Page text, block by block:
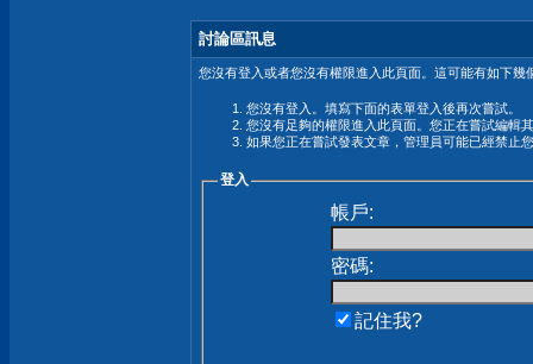
討論區訊息
您沒有登入或者您沒有權限進入此頁面。這可能有如下幾
您沒有登入。填寫下面的表單登入後再次嘗試。
您沒有足夠的權限進入此頁面。您正在嘗試編輯
如果您正在嘗試發表文章，管理員可能已經禁止
登入
帳戶:
密碼:
記住我?